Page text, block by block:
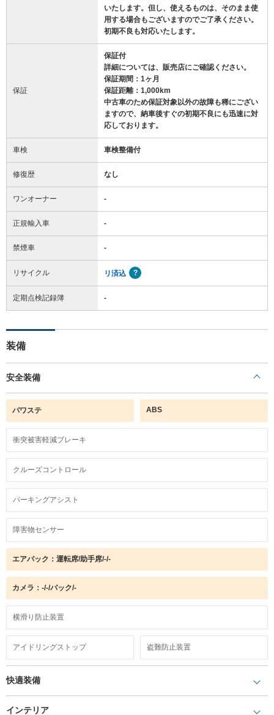
いたします。但し、使えるものは、そのまま使
用する場合もございますのでご了承ください。
初期不良も対応いたします。
保証
保証付
詳細については、販売店にご確認ください。
保証期間：1ヶ月
保証距離：1,000km
中古車のため保証対象以外の故障も稀にござい
ますので、納車後すぐの初期不良にも迅速に対
応しております。
車検 車検整備付
修復歴 なし
ワンオーナー -
正規輸入車 -
禁煙車 -
リサイクル リ済込
定期点検記録簿 -
装備
安全装備
パワステ ABS
衝突被害軽減ブレーキ
クルーズコントロール
パーキングアシスト
障害物センサー
エアバック：運転席/助手席/-/-
カメラ：-/-/バック/-
横滑り防止装置
アイドリングストップ 盗難防止装置
快適装備
インテリア